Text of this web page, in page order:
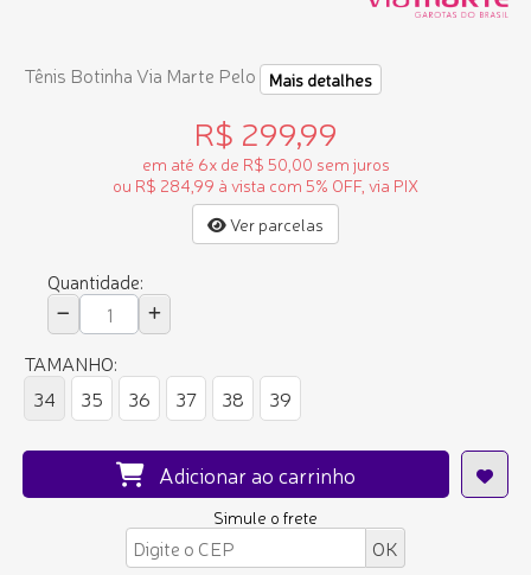
Tênis Botinha Via Marte Pelo Mais detalhes
R$ 299,99
em até 6x de R$ 50,00 sem juros
ou R$ 284,99 à vista com 5% OFF, via PIX
Ver parcelas
Quantidade:
TAMANHO:
34
35 36 37 38 39
Adicionar ao carrinho
Simule o frete